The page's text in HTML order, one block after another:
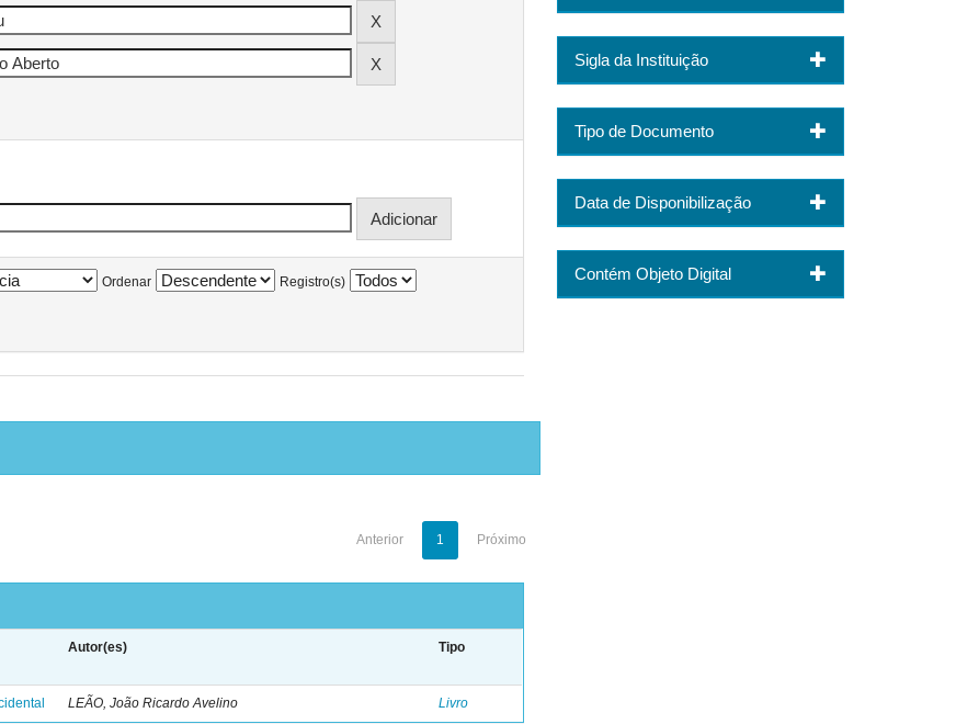
Ordenar Registro(s)
Anterior 1 Próximo
Autor(es) Tipo
LEÃO, João Ricardo Avelino Livro
Sigla da Instituição
Tipo de Documento
Data de Disponibilização
Contém Objeto Digital